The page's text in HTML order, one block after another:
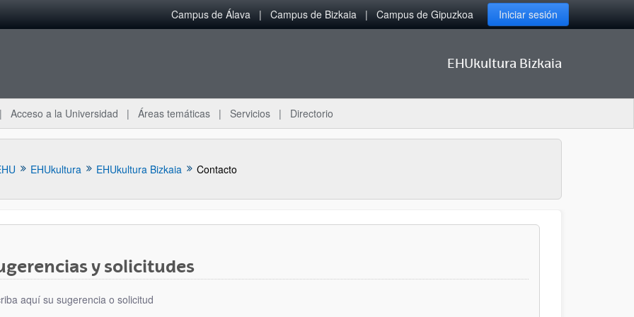
Campus de Álava Campus de Bizkaia Campus de Gipuzkoa Iniciar sesión
EHUkultura Bizkaia
Acceso a la Universidad Áreas temáticas Servicios Directorio
EHUkultura EHUkultura Bizkaia Contacto
subpáginas y solicitudes
aquí su sugerencia o solicitud